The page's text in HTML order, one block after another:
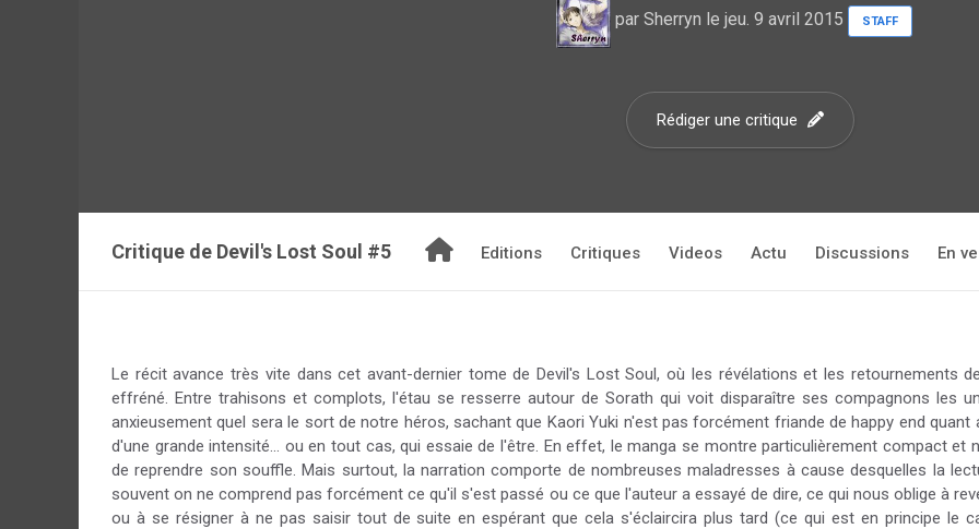
par Sherryn le jeu. 9 avril 2015 STAFF
Rédiger une critique
Critique de Devil's Lost Soul #5 Editions Critiques Videos Actu Discussions En
Le récit avance très vite dans cet avant-dernier tome de Devil's Lost Soul, où les révélations et les retournements
effréné. Entre trahisons et complots, l'étau se resserre autour de Sorath qui voit disparaître ses compagnons les
anxieusement quel sera le sort de notre héros, sachant que Kaori Yuki n'est pas forcément friande de happy end quant
d'une grande intensité... ou en tout cas, qui essaie de l'être. En effet, le manga se montre particulièrement compact et
de reprendre son souffle. Mais surtout, la narration comporte de nombreuses maladresses à cause desquelles la
souvent on ne comprend pas forcément ce qu'il s'est passé ou ce que l'auteur a essayé de dire, ce qui nous oblige à
ou à se résigner à ne pas saisir tout de suite en espérant que cela s'éclaircira plus tard (ce qui est en principe le